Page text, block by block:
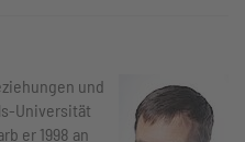
und
Universität
er 1998 an